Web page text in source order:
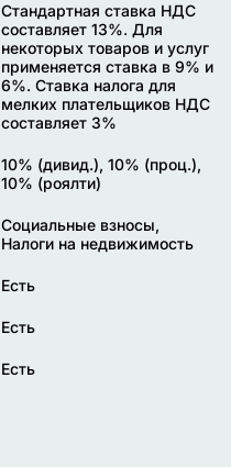
Стандартная ставка НДС
составляет 13%. Для
некоторых товаров и услуг
применяется ставка в 9% и
6%. Ставка налога для
мелких плательщиков НДС
составляет 3%
10% (дивид.), 10% (проц.),
10% (роялти)
Социальные взносы,
Налоги на недвижимость
Есть
Есть
Есть